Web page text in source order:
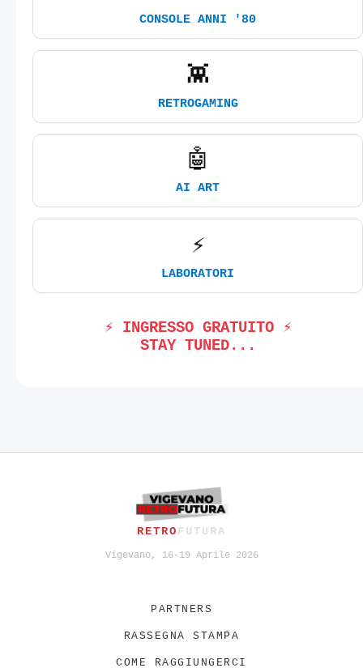
CONSOLE ANNI '80
👾
RETROGAMING
🤖
AI ART
⚡
LABORATORI
⚡ INGRESSO GRATUITO ⚡
STAY TUNED...
RETROFUTURA
Vigevano, 16-19 Aprile 2026
PARTNERS
RASSEGNA STAMPA
COME RAGGIUNGERCI